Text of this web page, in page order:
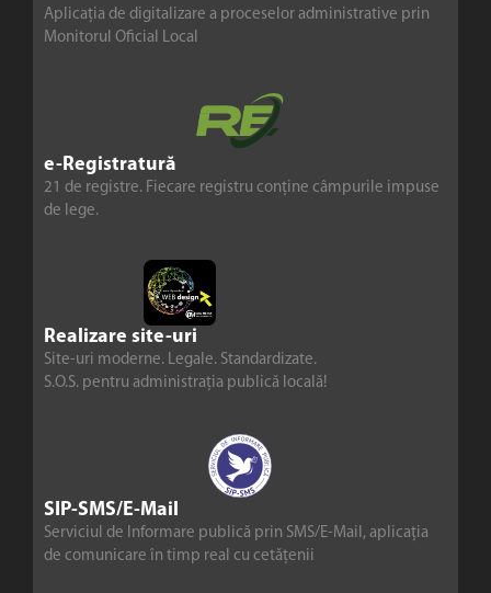
Aplicația de digitalizare a proceselor administrative prin
Monitorul Oficial Local
e-Registratură
21 de registre. Fiecare registru conține câmpurile impuse
de lege.
Realizare site-uri
Site-uri moderne. Legale. Standardizate.
S.O.S. pentru administrația publică locală!
SIP-SMS/E-Mail
Serviciul de Informare publică prin SMS/E-Mail, aplicația
de comunicare în timp real cu cetățenii